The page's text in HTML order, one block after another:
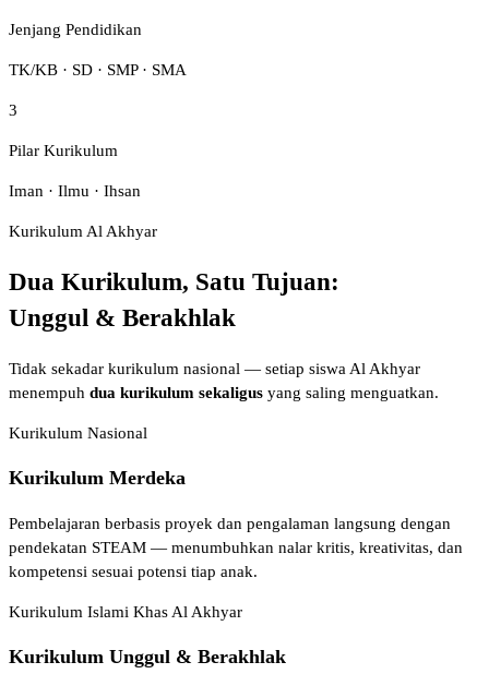
Jenjang Pendidikan
TK/KB · SD · SMP · SMA
3
Pilar Kurikulum
Iman · Ilmu · Ihsan
Kurikulum Al Akhyar
Dua Kurikulum, Satu Tujuan:
Unggul & Berakhlak
Tidak sekadar kurikulum nasional — setiap siswa Al Akhyar
menempuh dua kurikulum sekaligus yang saling menguatkan.
Kurikulum Nasional
Kurikulum Merdeka
Pembelajaran berbasis proyek dan pengalaman langsung dengan
pendekatan STEAM — menumbuhkan nalar kritis, kreativitas, dan
kompetensi sesuai potensi tiap anak.
Kurikulum Islami Khas Al Akhyar
Kurikulum Unggul & Berakhlak